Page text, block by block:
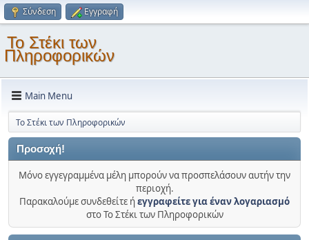
Σύνδεση Εγγραφή
Το Στέκι των
Πληροφορικών
Main Menu
Το Στέκι των Πληροφορικών
Προσοχή!
Μόνο εγγεγραμμένα μέλη μπορούν να προσπελάσουν αυτήν την
περιοχή.
Παρακαλούμε συνδεθείτε ήεγγραφείτε για έναν λογαριασμό
στο Το Στέκι των Πληροφορικών